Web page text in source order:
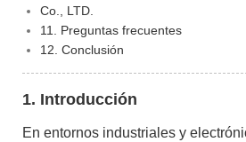
Co., LTD.
11. Preguntas frecuentes
12. Conclusión
1. Introducción
En entornos industriales y